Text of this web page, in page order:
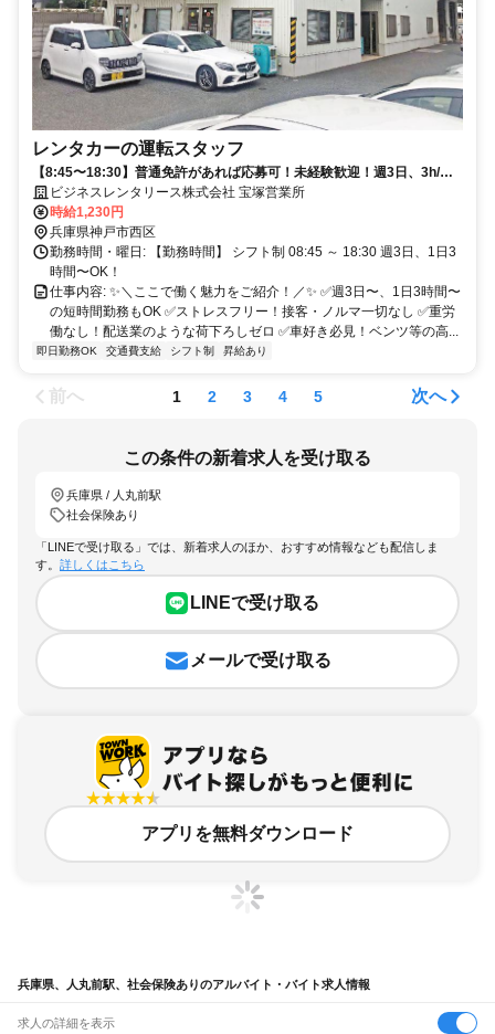
レンタカーの運転スタッフ
【8:45〜18:30】普通免許があれば応募可！未経験歓迎！週3日、3h/
日〜OK！レンタカー社割あり！洗車含むお仕事！
ビジネスレンタリース株式会社 宝塚営業所
時給1,230円
兵庫県神戸市西区
勤務時間・曜日: 【勤務時間】 シフト制 08:45 ～ 18:30 週3日、1日3
時間〜OK！
仕事内容: ✨＼ここで働く魅力をご紹介！／✨ ✅週3日〜、1日3時間〜
の短時間勤務もOK ✅ストレスフリー！接客・ノルマ一切なし ✅重労
働なし！配送業のような荷下ろしゼロ ✅車好き必見！ベンツ等の高...
即日勤務OK 交通費支給 シフト制 昇給あり
前へ 1 2 3 4 5 次へ
この条件の新着求人を受け取る
兵庫県 / 人丸前駅
社会保険あり
「LINEで受け取る」では、新着求人のほか、おすすめ情報なども配信しま
す。 詳しくはこちら
LINEで受け取る
メールで受け取る
アプリを無料ダウンロード
兵庫県、人丸前駅、社会保険ありのアルバイト・バイト求人情報
求人の詳細を表示